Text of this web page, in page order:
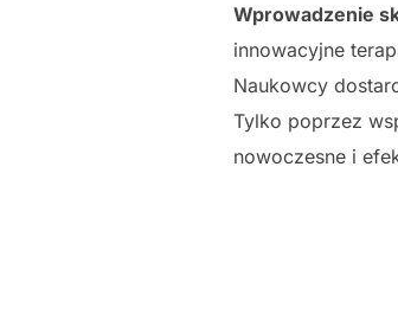
Wprowadzenie
innowacyjne
Naukowcy
Tylko poprzez
nowoczesne i